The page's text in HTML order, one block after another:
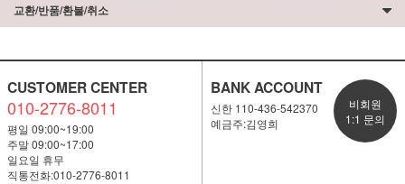
교환/반품/환불/취소
CUSTOMER CENTER
010-2776-8011
평일 09:00~19:00
주말 09:00~17:00
일요일 휴무
직통전화:010-2776-8011
BANK ACCOUNT
신한 110-436-542370
예금주:김영희
비회원
1:1 문의